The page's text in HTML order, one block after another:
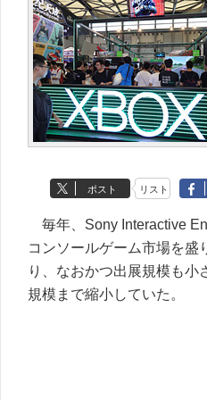
ポスト リスト
毎年、Sony Interactive
コンソールゲーム市場を盛
り、なおかつ出展規模も小
規模まで縮小していた。